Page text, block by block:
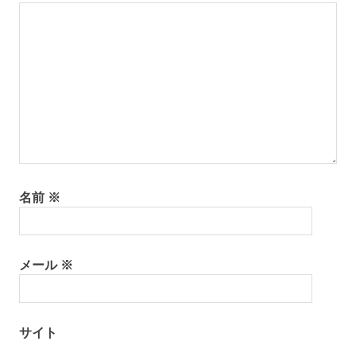
名前 ※
メール ※
サイト